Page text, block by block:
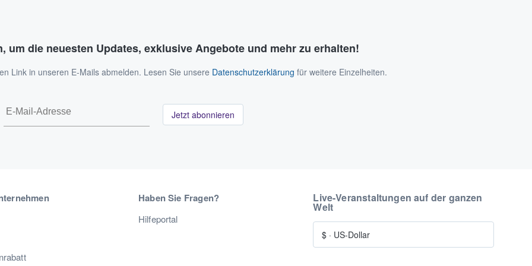
um die neuesten Updates, exklusive Angebote und mehr zu erhalten!
Link in unseren E-Mails abmelden. Lesen Sie unsere Datenschutzerklärung für weitere Einzelheiten.
Jetzt abonnieren
Haben Sie Fragen?
Hilfeportal
Live-Veranstaltungen auf der ganzen
Welt
$ · US-Dollar